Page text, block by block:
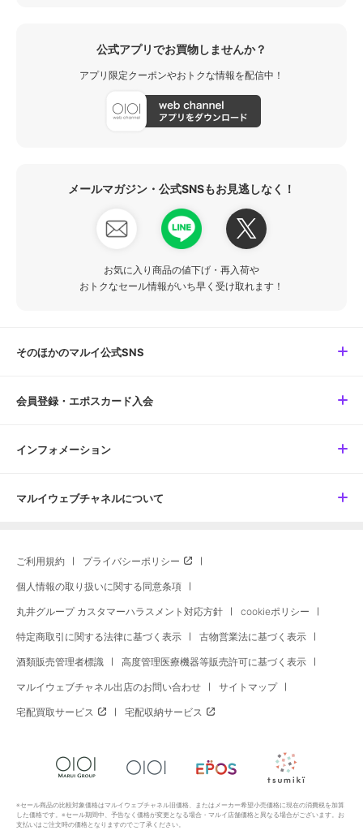
公式アプリでお買物しませんか？
アプリ限定クーポンやおトクな情報を配信中！
メールマガジン・公式SNSもお見逃しなく！
お気に入り商品の値下げ・再入荷や
おトクなセール情報がいち早く受け取れます！
そのほかのマルイ公式SNS
会員登録・エポスカード入会
インフォメーション
マルイウェブチャネルについて
ご利用規約 プライバシーポリシー
個人情報の取り扱いに関する同意条項
丸井グループ カスタマーハラスメント対応方針 cookieポリシー
特定商取引に関する法律に基づく表示 古物営業法に基づく表示
酒類販売管理者標識 高度管理医療機器等販売許可に基づく表示
マルイウェブチャネル出店のお問い合わせ サイトマップ
宅配買取サービス 宅配収納サービス
※セール商品の比較対象価格はマルイウェブチャネル旧価格、またはメーカー希望小売価格に現在の消費税を加算
した価格です。※セール期間中、予告なく価格が変更となる場合・マルイ店舗価格と異なる場合がございます。お
支払いはご注文時の価格となりますのでご了承ください。